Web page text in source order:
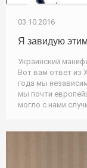
03.10.2016
Я завидую
Украинский
Вот вам ответ из
года мы
мы почти
могло с нами